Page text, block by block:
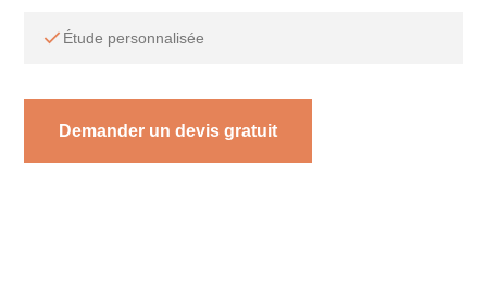
Étude personnalisée
Demander un devis gratuit